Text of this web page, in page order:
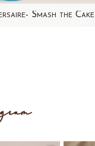
Smash the Cake